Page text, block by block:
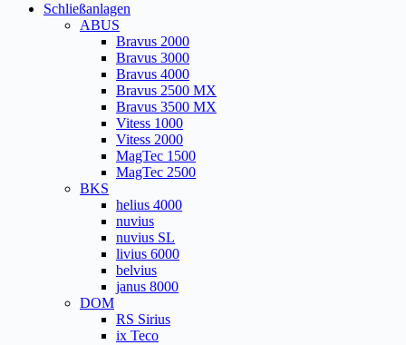
Schließanlagen
ABUS
Bravus 2000
Bravus 3000
Bravus 4000
Bravus 2500 MX
Bravus 3500 MX
Vitess 1000
Vitess 2000
MagTec 1500
MagTec 2500
BKS
helius 4000
nuvius
nuvius SL
livius 6000
belvius
janus 8000
DOM
RS Sirius
ix Teco